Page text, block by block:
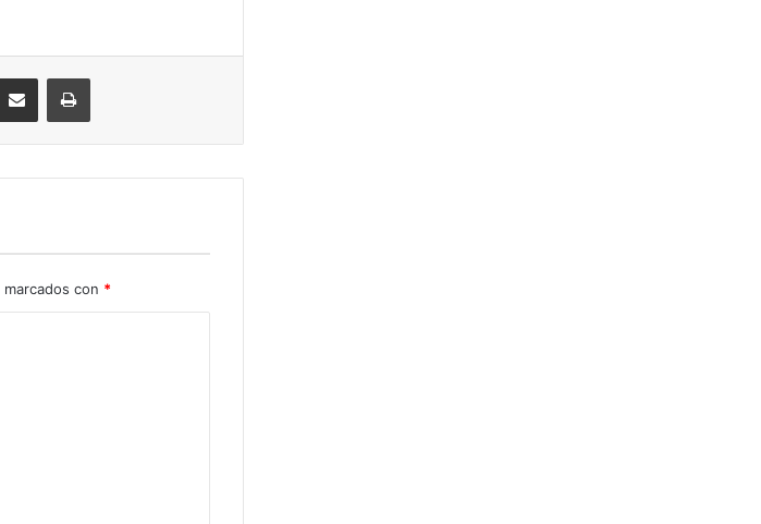
Compartir por correo electrónicoImprimir
con *